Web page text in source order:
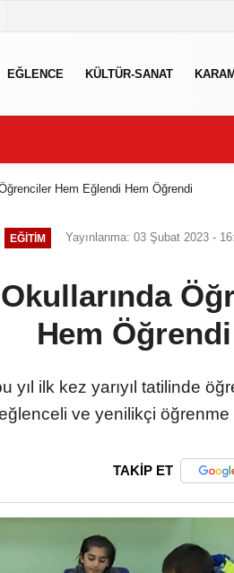
EĞLENCE KÜLTÜR-SANAT
Hem Eğlendi Hem Öğrendi
EĞITIM Yayınlanma: 03 Şubat 2023 -
Hem Öğrendi
yıl ilk kez yarıyıl tatilinde
ve yenilikçi öğrenme
TAKİP ET